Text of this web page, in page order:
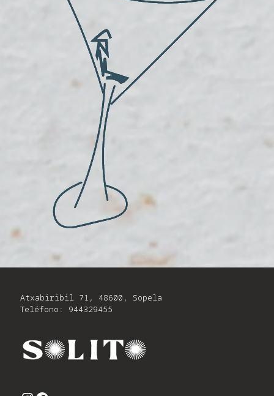
Atxabiribil 71, 48600, Sopela
Teléfono: 944329455